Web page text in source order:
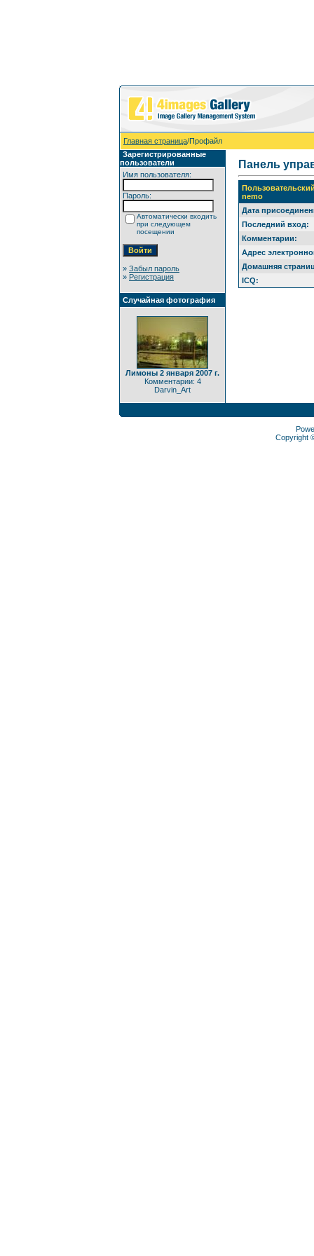
Главная страница/Профайл
Зарегистрированные
пользователи
Имя пользователя:
Пароль:
Автоматически входить
при следующем
посещении
» Забыл пароль
» Регистрация
Случайная фотография
Лимоны 2 января 2007 г.
Комментарии: 4
Darvin_Art
Панель
nemo
Дата
Последний вход:
Комментарии:
Адрес
Домашняя
ICQ:
Copyright